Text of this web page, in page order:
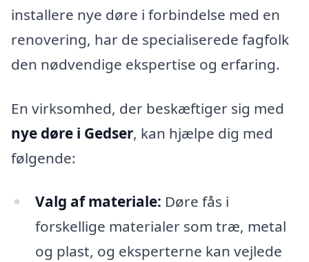
installere nye døre i forbindelse med en
renovering, har de specialiserede fagfolk
den nødvendige ekspertise og erfaring.
En virksomhed, der beskæftiger sig med
nye døre i Gedser, kan hjælpe dig med
følgende:
Valg af materiale: Døre fås i
forskellige materialer som træ, metal
og plast, og eksperterne kan vejlede